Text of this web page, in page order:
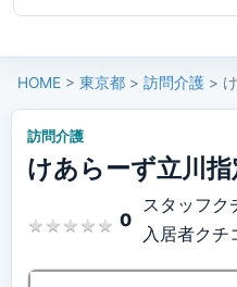
HOME > 東京都 > 訪問介護 >
訪問介護
けあらーず立川
★ ★ ★ ★ ★
★ ★ ★ ★ ★ 0
スタッフク
入居者クチ